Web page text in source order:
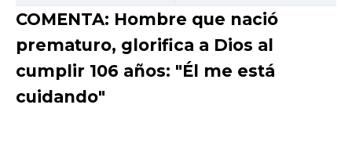
COMENTA: Hombre que nació
prematuro, glorifica a Dios al
cumplir 106 años: "Él me está
cuidando"